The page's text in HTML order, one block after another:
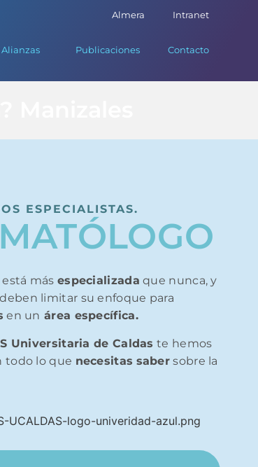
Almera Intranet
Publicaciones Contacto
ESPECIALISTAS.
está más especializada que nunca, y
limitar su enfoque para
en un área específica.
Universitaria de Caldas te hemos
todo lo que necesitas saber sobre la